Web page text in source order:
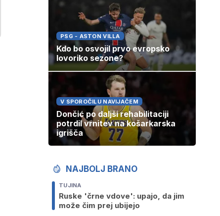
PSG - ASTON VILLA
Kdo bo osvojil prvo evropsko
lovoriko sezone?
V SPOROČILU NAVIJAČEM
Dončić po daljši rehabilitaciji
potrdil vrnitev na košarkarska
igrišča
NAJBOLJ BRANO
TUJINA
Ruske 'črne vdove': upajo, da jim
može čim prej ubijejo